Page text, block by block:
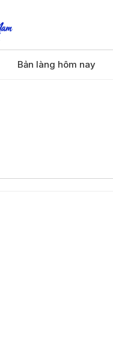
Bản làng hôm nay